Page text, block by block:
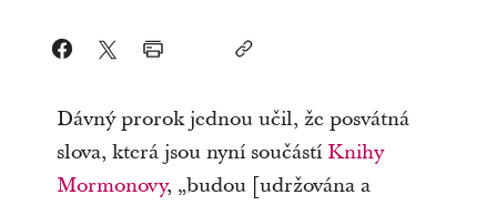
Dávný prorok jednou učil, že posvátná
slova, která jsou nyní součástí Knihy
Mormonovy, „budou [udržována a